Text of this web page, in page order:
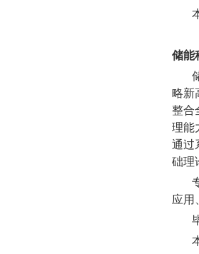
本
储能
储
略新
整合
理能
通过
础理
专
应用
毕
本